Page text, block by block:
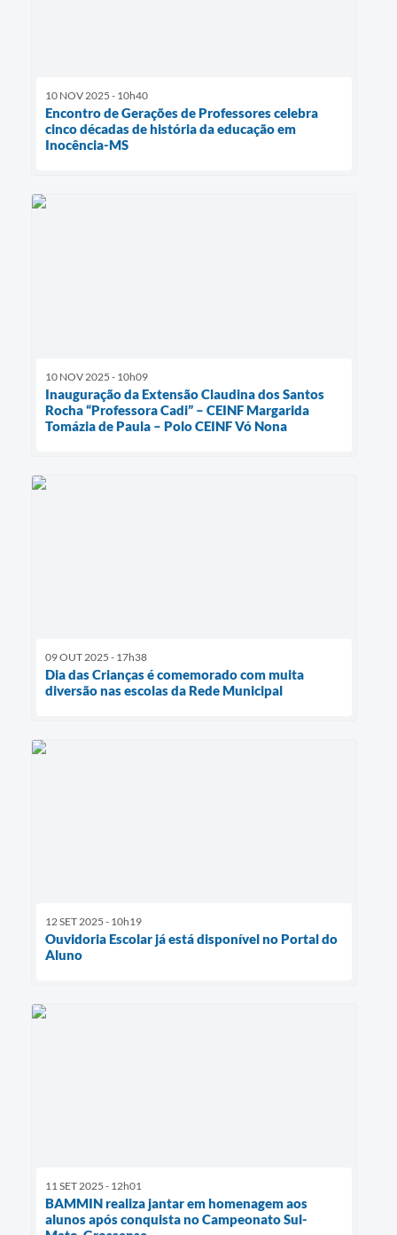
10 NOV 2025 - 10h40
Encontro de Gerações de Professores celebra
cinco décadas de história da educação em
Inocência-MS
10 NOV 2025 - 10h09
Inauguração da Extensão Claudina dos Santos
Rocha “Professora Cadi” – CEINF Margarida
Tomázia de Paula – Polo CEINF Vó Nona
09 OUT 2025 - 17h38
Dia das Crianças é comemorado com muita
diversão nas escolas da Rede Municipal
12 SET 2025 - 10h19
Ouvidoria Escolar já está disponível no Portal do
Aluno
11 SET 2025 - 12h01
BAMMIN realiza jantar em homenagem aos
alunos após conquista no Campeonato Sul-